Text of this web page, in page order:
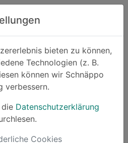
Zum Hauptinhalt springen
bieten zu können,
Technologien (z. B.
können wir Schnäppo
verbessern.
Datenschutzerklärung
Cookies
Suchen
Black Friday 2024
-70%